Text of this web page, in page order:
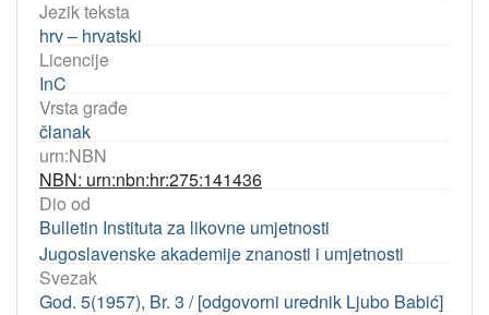
Jezik teksta
hrv – hrvatski
Licencije
InC
Vrsta građe
članak
urn:NBN
NBN: urn:nbn:hr:275:141436
Dio od
Bulletin Instituta za likovne umjetnosti
Jugoslavenske akademije znanosti i umjetnosti
Svezak
God. 5(1957), Br. 3 / [odgovorni urednik Ljubo Babić]